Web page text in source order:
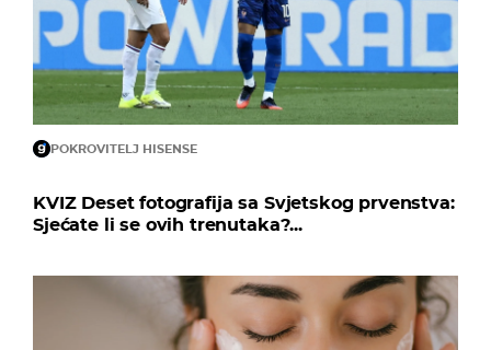
POKROVITELJ HISENSE
KVIZ Deset fotografija sa Svjetskog prvenstva:
Sjećate li se ovih trenutaka?...